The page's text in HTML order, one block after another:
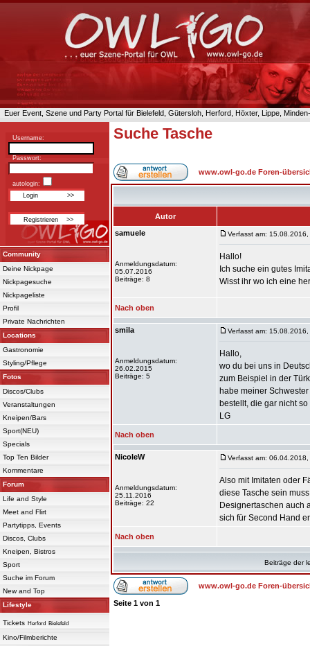
Euer Event, Szene und Party Portal für Bielefeld, Gütersloh, Herford, Höxter, Lippe,
Username:
Passwort:
autologin:
Community
Deine Nickpage
Nickpagesuche
Nickpageliste
Profil
Private Nachrichten
Locations
Gastronomie
Styling/Pflege
Fotos
Discos/Clubs
Veranstaltungen
Kneipen/Bars
Sport(NEU)
Specials
Top Ten Bilder
Kommentare
Forum
Life and Style
Meet and Flirt
Partytipps, Events
Discos, Clubs
Kneipen, Bistros
Sport
Suche im Forum
New and Top
Lifestyle
Tickets Herford Bielefeld
Kino/Filmberichte
Suche Tasche
www.owl-go.de Foren-
Autor
samuele
Anmeldungsdatum:
05.07.2016
Beiträge: 8
Verfasst am: 15.08.2016,
Hallo!
Ich suche ein gutes
Wisst ihr wo ich eine
Nach oben
smila
Anmeldungsdatum:
26.02.2015
Beiträge: 5
Verfasst am:
Hallo,
wo du bei uns in
zum Beispiel in der
habe meiner
bestellt, die gar nicht
LG
Nach oben
NicoleW
Anmeldungsdatum:
25.11.2016
Beiträge: 22
Verfasst am:
Also mit Imitaten oder
diese Tasche sein
Designertaschen auch
sich für Second Hand
Nach oben
Beiträge der
www.owl-go.de Foren-
Seite 1 von 1